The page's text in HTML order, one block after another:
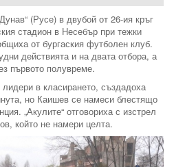
(Русе) в двубой от 26-ия кръг
стадион в Несебър при тежки
от бургаския футболен клуб.
действията и на двата отбора, а
първото полувреме.
лидери в класирането, създадоха
но Каишев се намеси блестящо
„Акулите“ отговориха с изстрел
който не намери целта.